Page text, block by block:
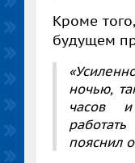
Кроме
будущем
ночью,
часов
пояснил